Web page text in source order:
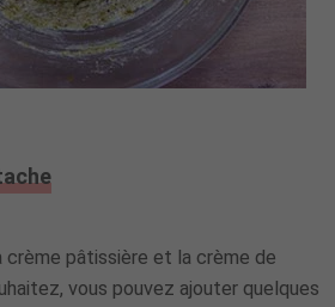
crème pâtissière et la crème de
vous pouvez ajouter quelques